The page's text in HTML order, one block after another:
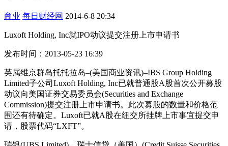
商业 每日财经网 2014-6-8 20:34
Luxoft Holding, Inc就IPO动议提交注册上市申请书
发布时间：2013-05-23 16:39
英属维京群岛托托拉岛–(美国商业资讯)–IBS Group Holding
Limited子公司Luxoft Holding, Inc已就普通股A股首次公开募股
动议向美国证券交易委员会(Securities and Exchange
Commission)提交注册上市申请书。此次募股的数量和价格范
围还有待确定。Luxoft已就A股在纽交所挂牌上市事宜提交申
请，股票代码“LXFT”。